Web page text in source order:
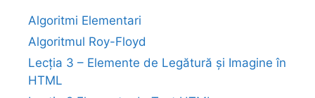
Algoritmi Elementari
Algoritmul Roy-Floyd
Lecția 3 – Elemente de Legătură și Imagine în
HTML